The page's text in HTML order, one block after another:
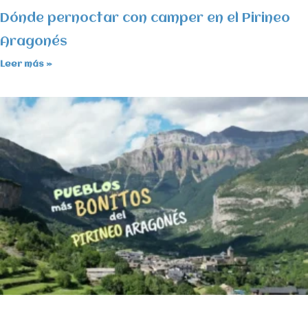
Dónde pernoctar con camper en el Pirineo
Aragonés
Leer más »